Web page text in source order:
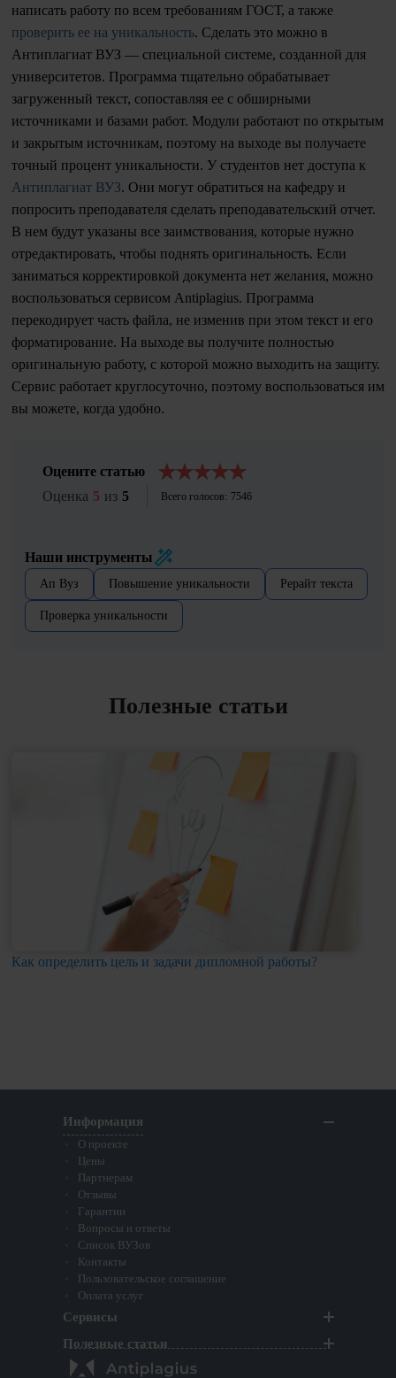
написать работу по всем требованиям ГОСТ, а также
проверить ее на уникальность. Сделать это можно в
Антиплагиат ВУЗ — специальной системе, созданной для
университетов. Программа тщательно обрабатывает
загруженный текст, сопоставляя ее с обширными
источниками и базами работ. Модули работают по открытым
и закрытым источникам, поэтому на выходе вы получаете
точный процент уникальности. У студентов нет доступа к
Антиплагиат ВУЗ. Они могут обратиться на кафедру и
попросить преподавателя сделать преподавательский отчет.
В нем будут указаны все заимствования, которые нужно
отредактировать, чтобы поднять оригинальность. Если
заниматься корректировкой документа нет желания, можно
воспользоваться сервисом Antiplagius. Программа
перекодирует часть файла, не изменив при этом текст и его
форматирование. На выходе вы получите полностью
оригинальную работу, с которой можно выходить на защиту.
Сервис работает круглосуточно, поэтому воспользоваться им
вы можете, когда удобно.
Оцените статью
Оценка 5 из 5 Всего голосов: 7546
Наши инструменты
Ап Вуз Повышение уникальности Рерайт текста
Проверка уникальности
Полезные статьи
Как определить цель и задачи дипломной работы?
Информация
О проекте
Цены
Партнерам
Отзывы
Гарантии
Вопросы и ответы
Список ВУЗов
Контакты
Пользовательское соглашение
Оплата услуг
Сервисы
Полезные статьи